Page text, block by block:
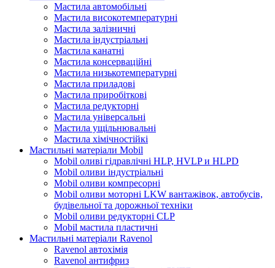
Мастила автомобільні
Мастила високотемпературні
Мастила залізничні
Мастила індустріальні
Мастила канатні
Мастила консерваційні
Мастила низькотемпературні
Мастила приладові
Мастила приробіткові
Мастила редукторні
Мастила універсальні
Мастила ущільнювальні
Мастила хімічностійкі
Мастильні матеріали Mobil
Mobil оливі гідравлічні HLP, HVLP и HLPD
Mobil оливи індустріальні
Mobil оливи компресорні
Mobil оливи моторні LKW вантажівок, автобусів,
будівельної та дорожньої техніки
Mobil оливи редукторні CLP
Mobil мастила пластичні
Мастильні матеріали Ravenol
Ravenol автохімія
Ravenol антифриз